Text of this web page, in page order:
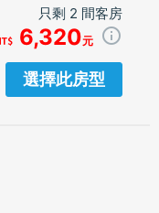
只剩 2 間客房
6,320元
選擇此房型